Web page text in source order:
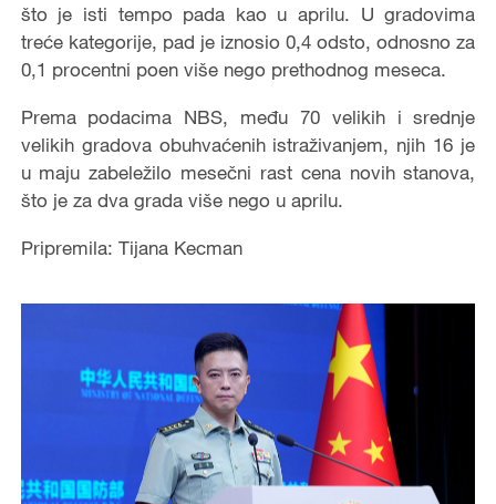
što je isti tempo pada kao u aprilu. U gradovima
treće kategorije, pad je iznosio 0,4 odsto, odnosno za
0,1 procentni poen više nego prethodnog meseca.
Prema podacima NBS, među 70 velikih i srednje
velikih gradova obuhvaćenih istraživanjem, njih 16 je
u maju zabeležilo mesečni rast cena novih stanova,
što je za dva grada više nego u aprilu.
Pripremila: Tijana Kecman